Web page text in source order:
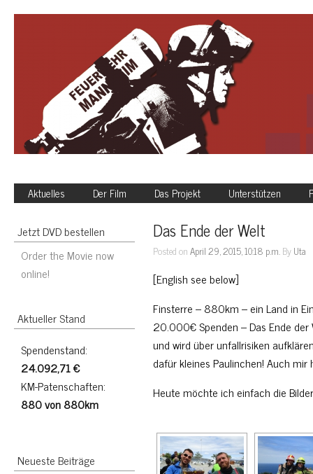
Aktuelles Der Film Das Projekt Unterstützen
Jetzt DVD bestellen
Order the Movie now
online!
Aktueller Stand
Spendenstand:
24.092,71 €
KM-Patenschaften:
880 von 880km
Neueste Beiträge
Das Ende der Welt
Posted onApril 29, 2015, 10:18 p.m.ByUta
[English see below]
Finsterre – 880km – ein Land in
20.000€ Spenden – Das Ende der
und wird über unfallrisiken
dafür kleines Paulinchen! Auch
Heute möchte ich einfach die